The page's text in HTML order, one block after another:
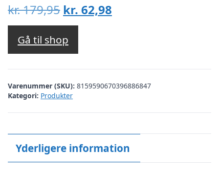
kr.179,95 Den
oprindelige
pris
var:
kr. 179,95.
kr. 62,98
kr. 62,98.
Gå til shop
Varenummer (SKU): 8159590670396886847
Kategori: Produkter
Yderligere information